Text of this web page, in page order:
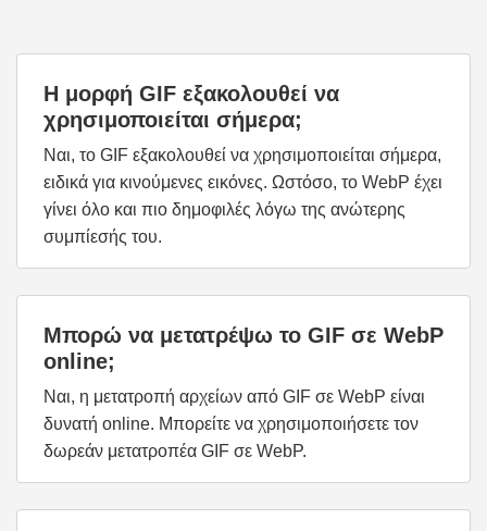
Η μορφή GIF εξακολουθεί να
χρησιμοποιείται σήμερα;
Ναι, το GIF εξακολουθεί να χρησιμοποιείται σήμερα,
ειδικά για κινούμενες εικόνες. Ωστόσο, το WebP έχει
γίνει όλο και πιο δημοφιλές λόγω της ανώτερης
συμπίεσής του.
Μπορώ να μετατρέψω το GIF σε WebP
online;
Ναι, η μετατροπή αρχείων από GIF σε WebP είναι
δυνατή online. Μπορείτε να χρησιμοποιήσετε τον
δωρεάν μετατροπέα GIF σε WebP.